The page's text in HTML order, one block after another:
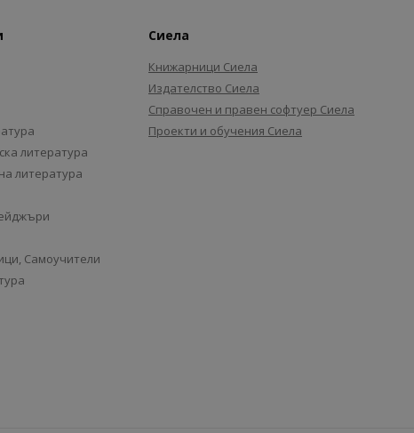
литература
литература
Самоучители
Сиела
Книжарници Сиела
Издателство Сиела
Справочен и правен софтуер Сиела
Проекти и обучения Сиела